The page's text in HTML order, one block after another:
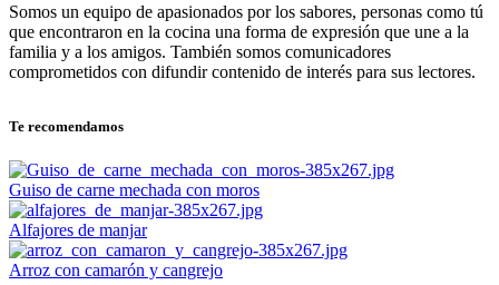
Somos un equipo de apasionados por los sabores, personas como tú
que encontraron en la cocina una forma de expresión que une a la
familia y a los amigos. También somos comunicadores
comprometidos con difundir contenido de interés para sus lectores.
Te recomendamos
Guiso de carne mechada con moros
Alfajores de manjar
Arroz con camarón y cangrejo